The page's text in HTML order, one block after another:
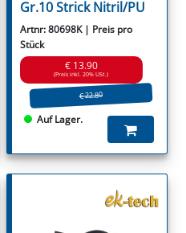
Gr.10 Strick Nitril/PU
Artnr: 80698K | Preis pro
Stück
€ 13.90
(Preis inkl. 20% USt.)
€ 22.80
Auf Lager.